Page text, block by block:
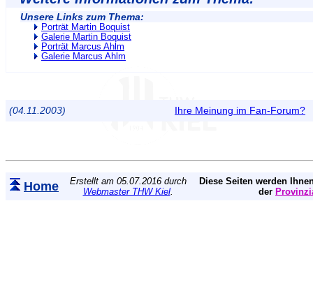
Unsere Links zum Thema:
Porträt Martin Boquist
Galerie Martin Boquist
Porträt Marcus Ahlm
Galerie Marcus Ahlm
(04.11.2003) Ihre Meinung im Fan-Forum?
Home
Erstellt am 05.07.2016 durch
Webmaster THW Kiel.
Diese Seiten werden
der